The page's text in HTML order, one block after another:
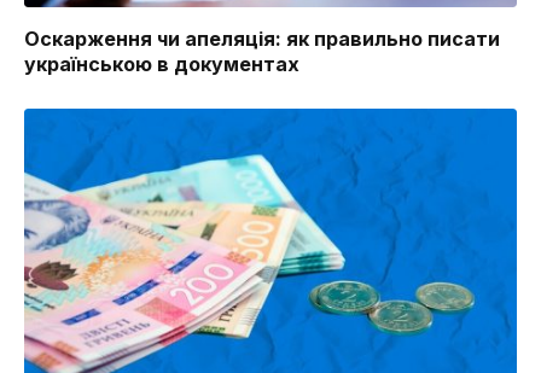
Оскарження чи апеляція: як правильно писати
українською в документах